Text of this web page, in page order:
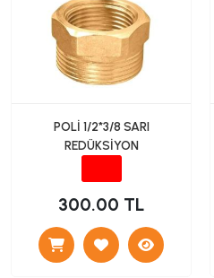
POLİ 1/2*3/8 SARI
REDÜKSİYON
300.00 TL